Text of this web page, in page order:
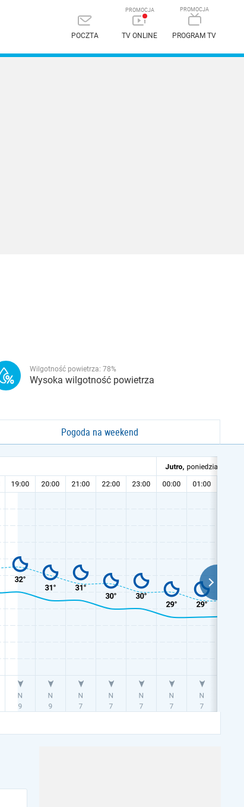
POCZTA TV ONLINE PROGRAM TV
Wilgotność powietrza: 78%
Wysoka wilgotność powietrza
Pogoda na weekend